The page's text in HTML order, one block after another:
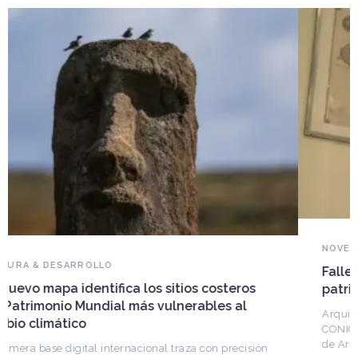
Falleció Ramón Gutiérrez, guardián del
patrimonio iberoamericano
Arquitecto, historiador e Investigador Superior del
CONICET, fundó el CEDODAL e impulsó los Seminarios
de Arquitectura Latinoamericana. Publicó más de